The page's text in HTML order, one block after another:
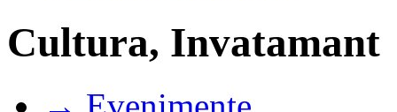
Cultura, Invatamant